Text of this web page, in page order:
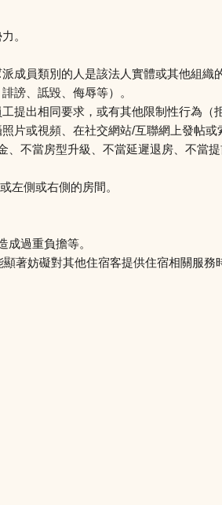
。
成員類別的人是該法人實體或其他組織
謗、詆毀、侮辱等）。
出相同要求，或有其他限制性行為（
或視頻、在社交網站/互聯網上發帖或
不當房型升級、不當延遲退房、不當
左側或右側的房間。
過重負擔等。
著妨礙對其他住宿客提供住宿相關服